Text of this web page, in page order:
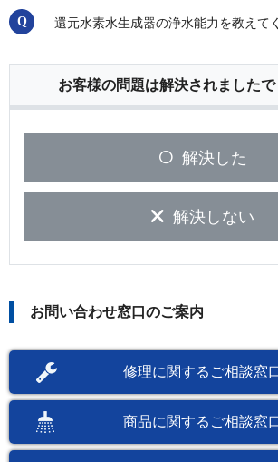
還元水素水生成器の浄水能力を教えて
お客様の問題は解決されましたで
解決した
解決しない
お問い合わせ窓口のご案内
修理に関するご相談窓
商品に関するご相談窓